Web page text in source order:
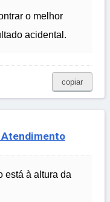
o melhor
acidental.
copiar
Atendimento
está à altura da